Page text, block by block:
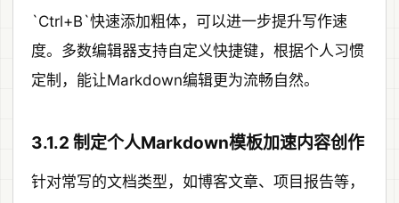
`Ctrl+B`快速添加粗体，可以进一步提升写作速
度。多数编辑器支持自定义快捷键，根据个人习惯
定制，能让Markdown编辑更为流畅自然。
3.1.2 制定个人Markdown模板加速内容创作
针对常写的文档类型，如博客文章、项目报告等，